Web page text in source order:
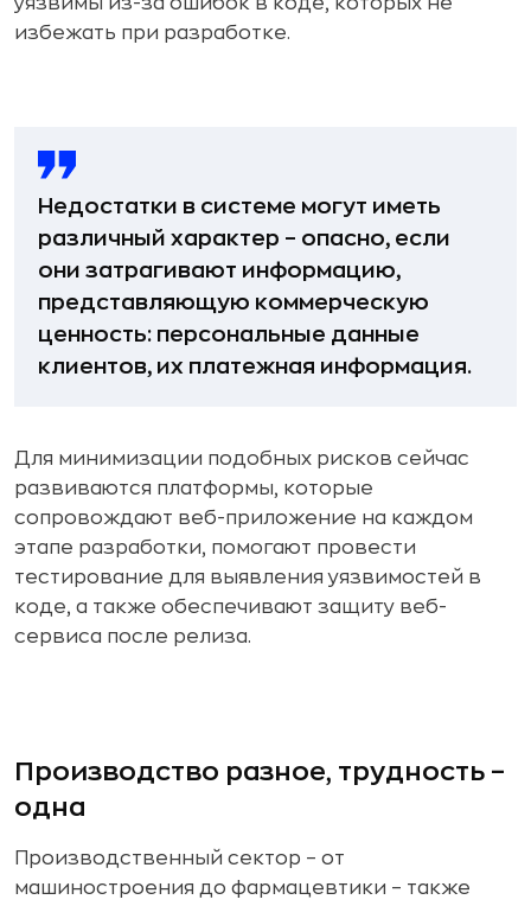
избежать при разработке.
Недостатки в системе могут иметь
различный характер – опасно, если
они затрагивают информацию,
представляющую коммерческую
ценность: персональные данные
клиентов, их платежная информация.
Для минимизации подобных рисков сейчас
развиваются платформы, которые
сопровождают веб-приложение на каждом
этапе разработки, помогают провести
тестирование для выявления уязвимостей в
коде, а также обеспечивают защиту веб-
сервиса после релиза.
Производство разное, трудность –
одна
Производственный сектор – от
машиностроения до фармацевтики – также